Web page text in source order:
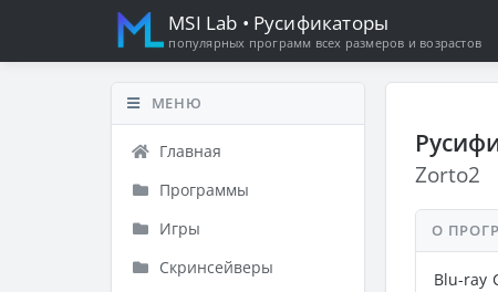
MSI Lab • Русификаторы
популярных программ всех размеров и возрастов
МЕНЮ
Главная
Программы
Игры
Скринсейверы
Zorto2
О
Blu-ray